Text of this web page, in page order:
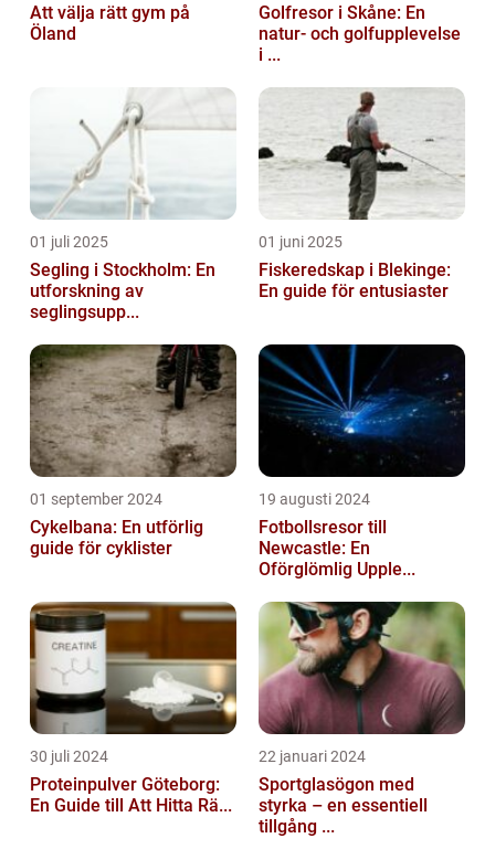
Att välja rätt gym på
Öland
Golfresor i Skåne: En
natur- och golfupplevelse
i ...
01 juli 2025
Segling i Stockholm: En
utforskning av
seglingsupp...
01 juni 2025
Fiskeredskap i Blekinge:
En guide för entusiaster
01 september 2024
Cykelbana: En utförlig
guide för cyklister
19 augusti 2024
Fotbollsresor till
Newcastle: En
Oförglömlig Upple...
30 juli 2024
Proteinpulver Göteborg:
En Guide till Att Hitta Rä...
22 januari 2024
Sportglasögon med
styrka – en essentiell
tillgång ...